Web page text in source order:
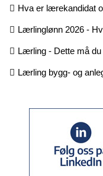
Hva er lærekandidat
Lærlinglønn 2026 -
Lærling - Dette må du
Lærling bygg- og